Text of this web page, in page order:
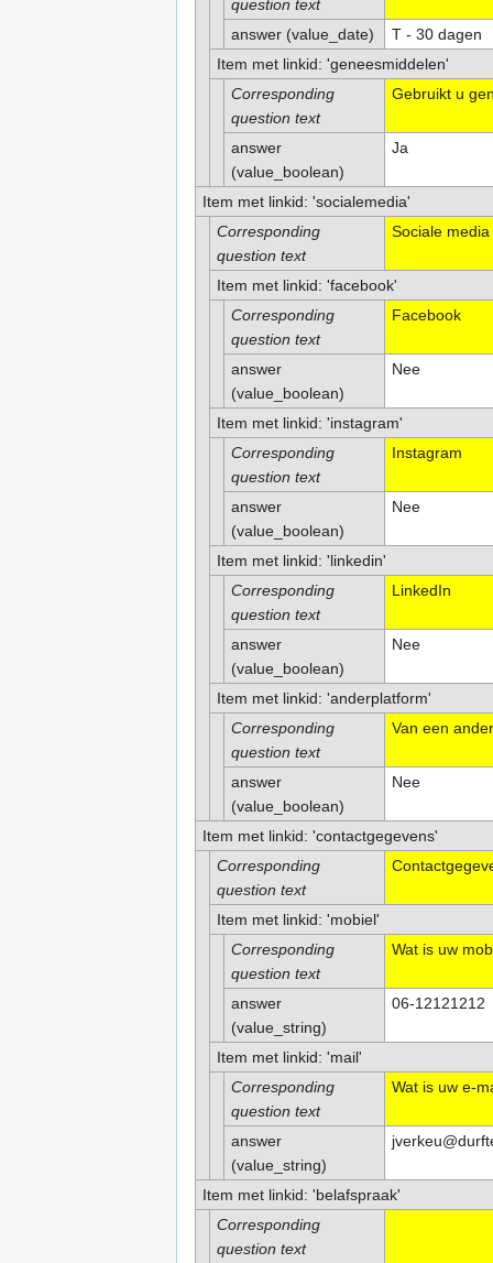
question text
answer (value_date)
T - 30 dagen
Item met linkid: 'geneesmiddelen'
Corresponding
question text
Gebruikt u
answer
(value_boolean)
Ja
Item met linkid: 'socialemedia'
Corresponding
question text
Sociale media
Item met linkid: 'facebook'
Corresponding
question text
Facebook
answer
(value_boolean)
Nee
Item met linkid: 'instagram'
Corresponding
question text
Instagram
answer
(value_boolean)
Nee
Item met linkid: 'linkedin'
Corresponding
question text
LinkedIn
answer
(value_boolean)
Nee
Item met linkid: 'anderplatform'
Corresponding
question text
Van een
answer
(value_boolean)
Nee
Item met linkid: 'contactgegevens'
Corresponding
question text
Item met linkid: 'mobiel'
Corresponding
question text
Wat is uw
answer
(value_string)
06-12121212
Item met linkid: 'mail'
Corresponding
question text
Wat is uw e-
answer
(value_string)
Item met linkid: 'belafspraak'
Corresponding
question text